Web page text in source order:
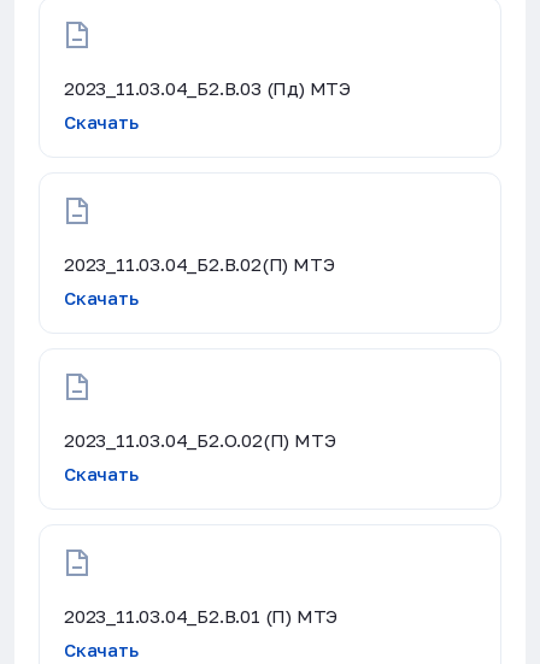
2023_11.03.04_Б2.В.03 (Пд) МТЭ
Скачать
2023_11.03.04_Б2.В.02(П) МТЭ
Скачать
2023_11.03.04_Б2.О.02(П) МТЭ
Скачать
2023_11.03.04_Б2.В.01 (П) МТЭ
Скачать